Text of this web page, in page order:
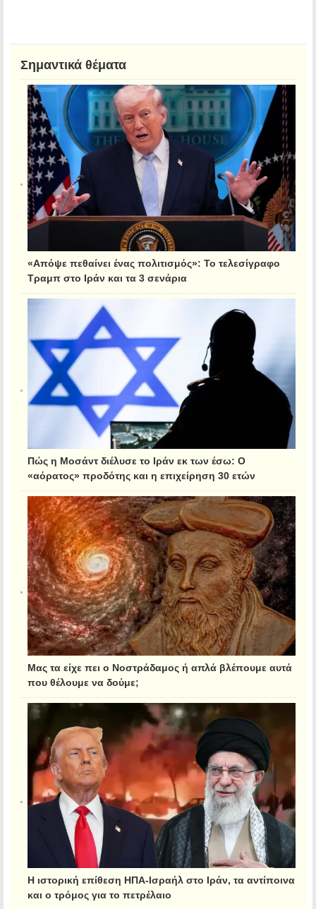
Σημαντικά θέματα
«Απόψε πεθαίνει ένας πολιτισμός»: Το τελεσίγραφο
Τραμπ στο Ιράν και τα 3 σενάρια
Πώς η Μοσάντ διέλυσε το Ιράν εκ των έσω: Ο
«αόρατος» προδότης και η επιχείρηση 30 ετών
Μας τα είχε πει ο Νοστράδαμος ή απλά βλέπουμε αυτά
που θέλουμε να δούμε;
Η ιστορική επίθεση ΗΠΑ-Ισραήλ στο Ιράν, τα αντίποινα
και ο τρόμος για το πετρέλαιο